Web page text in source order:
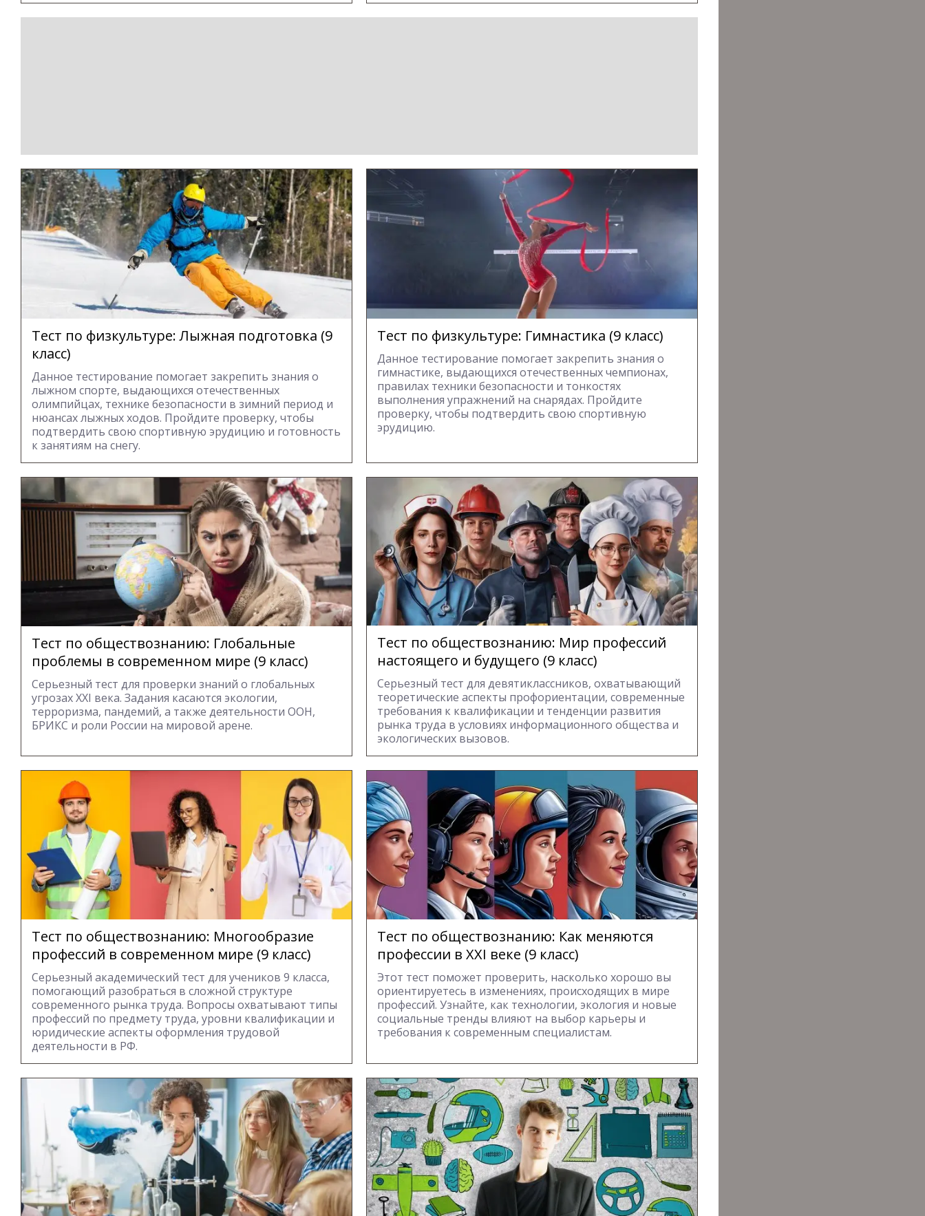
Тест по физкультуре: Лыжная подготовка (9
класс)
Данное тестирование помогает закрепить знания о
лыжном спорте, выдающихся отечественных
олимпийцах, технике безопасности в зимний период и
нюансах лыжных ходов. Пройдите проверку, чтобы
подтвердить свою спортивную эрудицию и готовность
к занятиям на снегу.
Тест по физкультуре: Гимнастика (9 класс)
Данное тестирование помогает закрепить знания о
гимнастике, выдающихся отечественных чемпионах,
правилах техники безопасности и тонкостях
выполнения упражнений на снарядах. Пройдите
проверку, чтобы подтвердить свою спортивную
эрудицию.
Тест по обществознанию: Глобальные
проблемы в современном мире (9 класс)
Серьезный тест для проверки знаний о глобальных
угрозах XXI века. Задания касаются экологии,
терроризма, пандемий, а также деятельности ООН,
БРИКС и роли России на мировой арене.
Тест по обществознанию: Мир профессий
настоящего и будущего (9 класс)
Серьезный тест для девятиклассников, охватывающий
теоретические аспекты профориентации, современные
требования к квалификации и тенденции развития
рынка труда в условиях информационного общества и
экологических вызовов.
Тест по обществознанию: Многообразие
профессий в современном мире (9 класс)
Серьезный академический тест для учеников 9 класса,
помогающий разобраться в сложной структуре
современного рынка труда. Вопросы охватывают типы
профессий по предмету труда, уровни квалификации и
юридические аспекты оформления трудовой
деятельности в РФ.
Тест по обществознанию: Как меняются
профессии в XXI веке (9 класс)
Этот тест поможет проверить, насколько хорошо вы
ориентируетесь в изменениях, происходящих в мире
профессий. Узнайте, как технологии, экология и новые
социальные тренды влияют на выбор карьеры и
требования к современным специалистам.